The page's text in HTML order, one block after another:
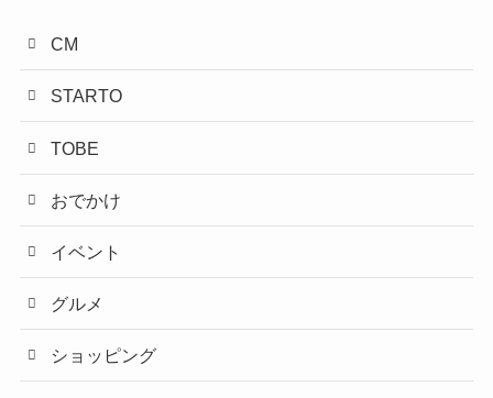
CM
STARTO
TOBE
おでかけ
イベント
グルメ
ショッピング